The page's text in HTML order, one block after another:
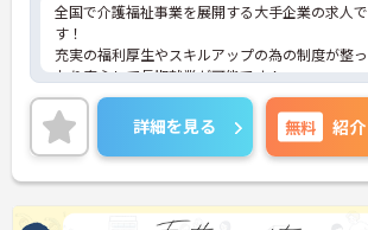
全国で介護福祉事業を展開する大手企業の求人で
す！
充実の福利厚生やスキルアップの為の制度が整
おり安心して長期就業が可能です！
ご興味ある方には、面接のポイントなど、さら
細をお話致しますのでお気軽にご相談ください。
詳細を見る 無料 紹